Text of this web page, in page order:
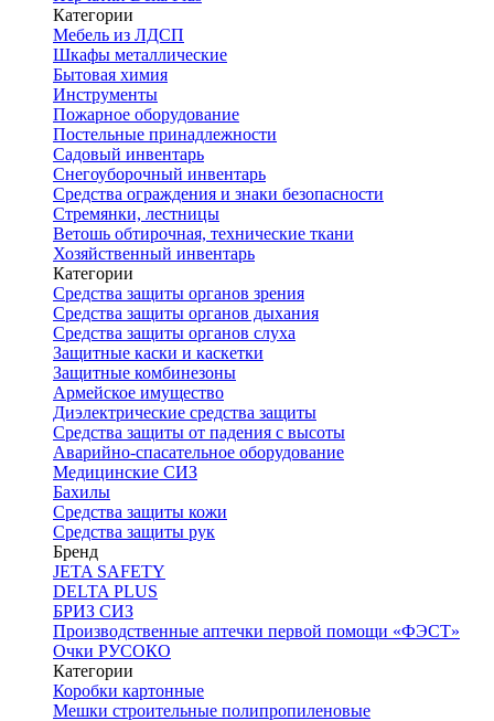
Категории
Мебель из ЛДСП
Шкафы металлические
Бытовая химия
Инструменты
Пожарное оборудование
Постельные принадлежности
Садовый инвентарь
Снегоуборочный инвентарь
Средства ограждения и знаки безопасности
Стремянки, лестницы
Ветошь обтирочная, технические ткани
Хозяйственный инвентарь
Категории
Средства защиты органов зрения
Средства защиты органов дыхания
Средства защиты органов слуха
Защитные каски и каскетки
Защитные комбинезоны
Армейское имущество
Диэлектрические средства защиты
Средства защиты от падения с высоты
Аварийно-спасательное оборудование
Медицинские СИЗ
Бахилы
Средства защиты кожи
Средства защиты рук
Бренд
JETA SAFETY
DELTA PLUS
БРИЗ СИЗ
Производственные аптечки первой помощи «ФЭСТ»
Очки РУСОКО
Категории
Коробки картонные
Мешки строительные полипропиленовые